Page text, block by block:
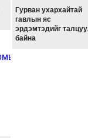
Гурван ухархайтай
гавлын яс
эрдэмтэдийг
байна